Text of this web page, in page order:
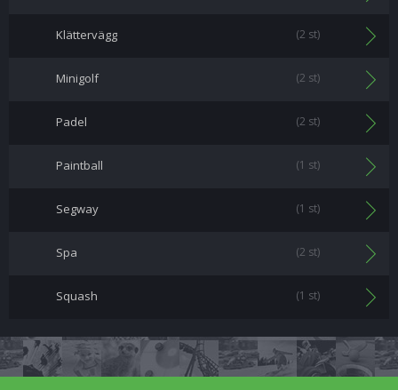
Klättervägg (2 st)
Minigolf (2 st)
Padel (2 st)
Paintball (1 st)
Segway (1 st)
Spa (2 st)
Squash (1 st)